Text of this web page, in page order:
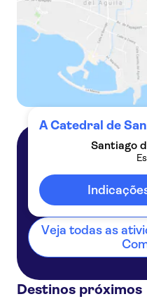
A Catedral de
Santiago
Veja todas as
Destinos próximos